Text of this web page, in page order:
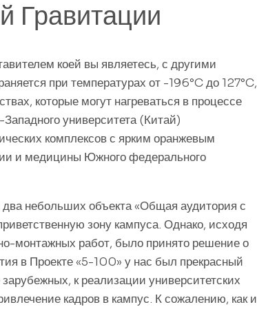
Гравитации
коей вы являетесь, с другими
при температурах от -196°C до 127°C,
которые могут нагреваться в процессе
университета (Китай)
комплексов с ярким оранжевым
и медицины Южного федерального
небольших объекта «Общая аудитория с
зону кампуса. Однако, исходя
монтажных работ, было принято решение о
в Проекте «5-100» у нас был прекрасный
к реализации университетских
кадров в кампус. К сожалению, как и